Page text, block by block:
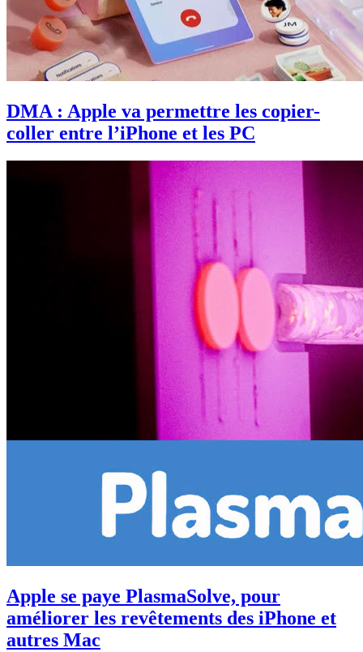
DMA : Apple va permettre les copier-
coller entre l’iPhone et les PC
Apple se paye PlasmaSolve, pour
améliorer les revêtements des iPhone et
autres Mac